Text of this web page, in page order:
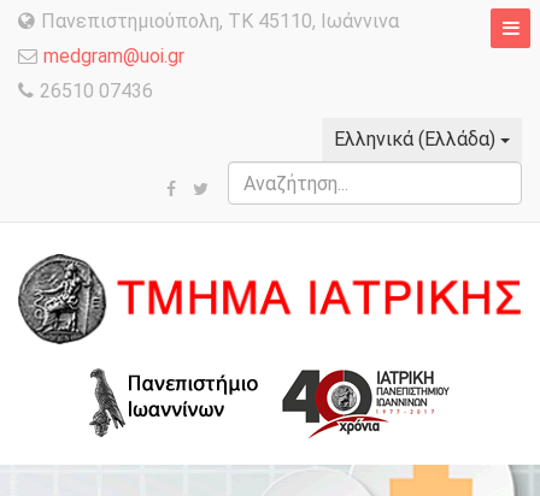
Πανεπιστημιούπολη, TK 45110, Ιωάννινα
medgram@uoi.gr
26510 07436
Ελληνικά (Ελλάδα)
Αναζήτηση...